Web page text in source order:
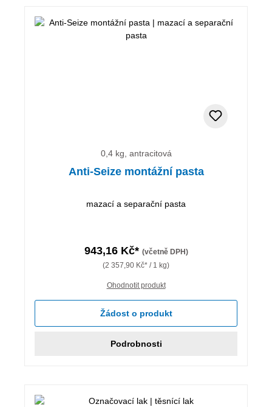
0,4 kg, antracitová
Anti-Seize montážní pasta
mazací a separační pasta
943,16 Kč* (včetně DPH)
(2 357,90 Kč* / 1 kg)
Ohodnotit produkt
Žádost o produkt
Podrobnosti